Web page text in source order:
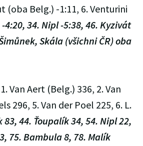
(oba Belg.) -1:11, 6. Venturini
4:20, 34. Nipl -5:38, 46. Kyzivát
Skála (všichni ČR) oba
1. Van Aert (Belg.) 336, 2. Van
296, 5. Van der Poel 225, 6. L.
44. Ťoupalík 34, 54. Nipl 22,
75. Bambula 8, 78. Malík